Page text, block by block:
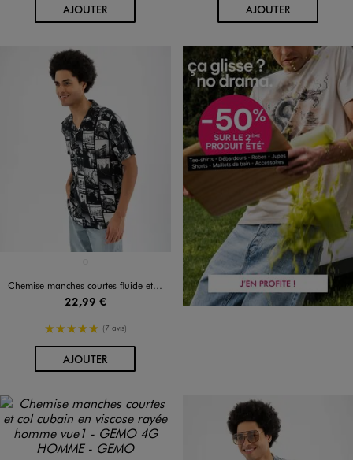
AJOUTERAU PANIER AJOUTERAU PANIER
Chemise manches courtes fluide et imprimée à col cubain homme
22,99 €
5/5 de moyenne
(7 avis)
AJOUTERAU PANIER